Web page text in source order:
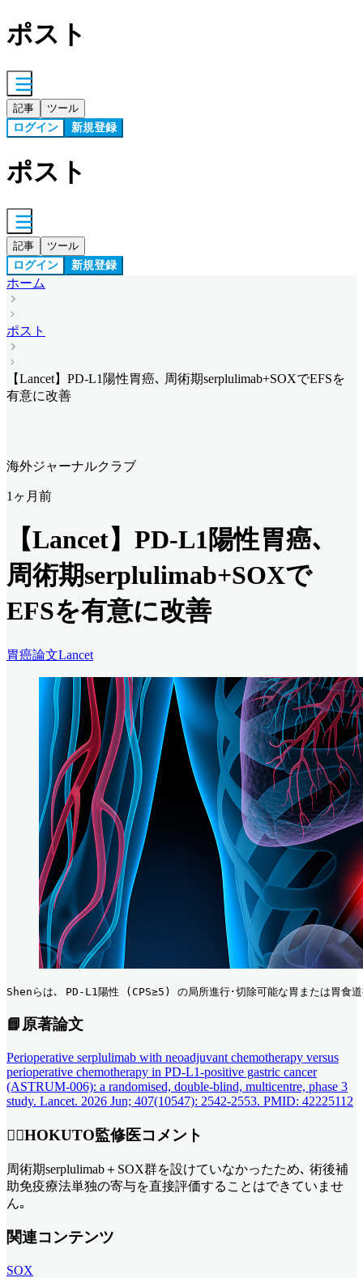
ポスト
記事 ツール
ログイン 新規登録
ポスト
記事 ツール
ログイン 新規登録
ホーム
ポスト
【Lancet】PD-L1陽性胃癌､ 周術期serplulimab+SOXでEFSを
有意に改善
海外ジャーナルクラブ
1ヶ月前
【Lancet】PD-L1陽性胃癌､
周術期serplulimab+SOXで
EFSを有意に改善
胃癌論文Lancet
Shenらは､ PD-L1陽性 (CPS≥5) の局所進行･切除可能な胃または胃
📘原著論文
Perioperative serplulimab with neoadjuvant chemotherapy versus
perioperative chemotherapy in PD-L1-positive gastric cancer
(ASTRUM-006): a randomised, double-blind, multicentre, phase 3
study. Lancet. 2026 Jun; 407(10547): 2542-2553. PMID: 42225112
👨‍⚕️HOKUTO監修医コメント
周術期serplulimab＋SOX群を設けていなかったため､ 術後補
助免疫療法単独の寄与を直接評価することはできていませ
ん｡
関連コンテンツ
SOX